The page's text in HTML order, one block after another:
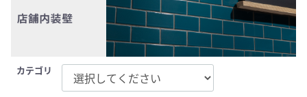
カテゴリ